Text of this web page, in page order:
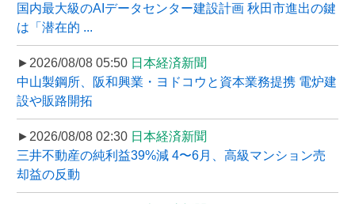
国内最大級のAIデータセンター建設計画 秋田市進出の鍵
は「潜在的 ...
►2026/08/08 05:50 日本経済新聞
中山製鋼所、阪和興業・ヨドコウと資本業務提携 電炉建
設や販路開拓
►2026/08/08 02:30 日本経済新聞
三井不動産の純利益39%減 4〜6月、高級マンション売
却益の反動